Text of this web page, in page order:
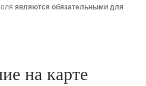
являются обязательными для
на карте